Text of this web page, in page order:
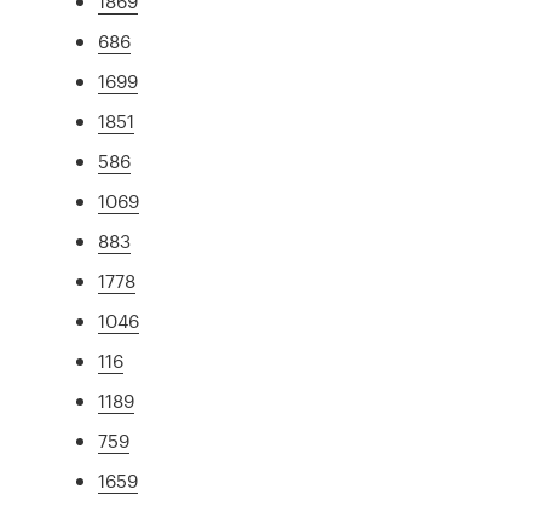
686
1699
1851
586
1069
883
1778
1046
116
1189
759
1659